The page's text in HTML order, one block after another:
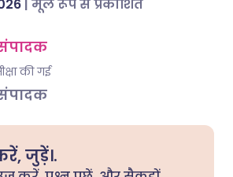
मूल रूप से प्रकाशित
की गई
जुड़ें।.